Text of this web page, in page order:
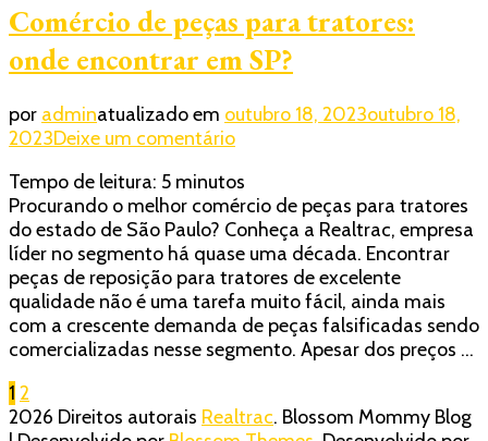
Comércio de peças para tratores:
onde encontrar em SP?
por adminatualizado em outubro 18, 2023outubro 18,
2023Deixe um comentárioem
de
peças
para
tratores:
onde
encontrar
em
SP?
Tempo de leitura: 5 minutos
Procurando o melhor comércio de peças para tratores
do estado de São Paulo? Conheça a Realtrac, empresa
líder no segmento há quase uma década. Encontrar
peças de reposição para tratores de excelente
qualidade não é uma tarefa muito fácil, ainda mais
com a crescente demanda de peças falsificadas sendo
comercializadas nesse segmento. Apesar dos preços …
Paginação
Página
1 Página
2
2026 Direitos autorais Realtrac. Blossom Mommy Blog